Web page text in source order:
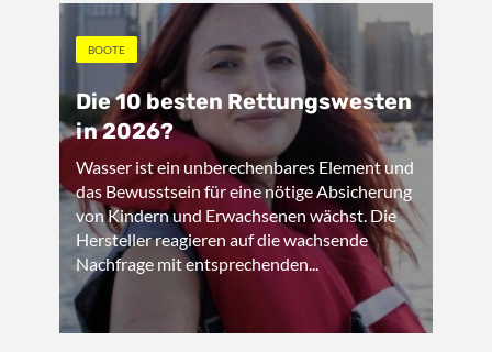
BOOTE
Die 10 besten Rettungswesten
in 2026?
Wasser ist ein unberechenbares Element und
das Bewusstsein für eine nötige Absicherung
von Kindern und Erwachsenen wächst. Die
Hersteller reagieren auf die wachsende
Nachfrage mit entsprechenden...